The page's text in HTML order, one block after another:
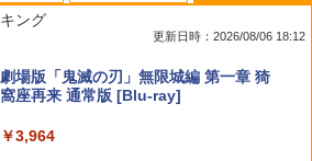
amiibo すりみ連合セット[フウカ【レイ
ダース】/ウツホ【レイダース】/マンタ
ロー【レイダース】]（スプラトゥーンシ
￥8,137
【中古】【18歳以上対象】Rise of the R
onin Z versionソフト:プレイステーショ
ン5ソフト／ロールプレイング・ゲーム
￥3,270
【中古】グランツーリスモ
【中古】 コクリコ坂から レンタル落ち
Blu-ray ブルーレイ / [DVD]【メール便送
￥1,525
スプラトゥーン レイダース|オンライン
コード版
￥5,832
PlayStation 5 デジタル・エディション
日本語専用 Console Language: Japan
【純正品】Xbox ワイヤレス コントロー
ラー + USB-C® ケーブル
￥8,300
ング
更新日時：2026/08/06 18:12
劇場版「鬼滅の刃」無限城編 第一章 猗
窩座再来 通常版 [Blu-ray]
￥3,964